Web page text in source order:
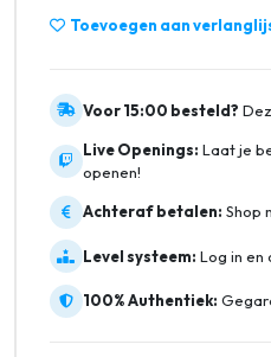
Toevoegen aan
Voor 15:00 besteld?
Live Openings: Laat je
openen!
Achteraf betalen: Shop
Level systeem: Log in en
100% Authentiek: